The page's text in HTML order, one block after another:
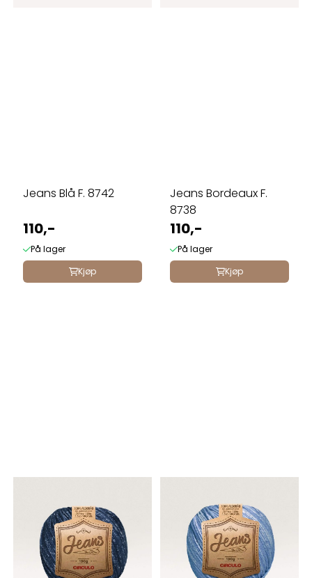
Jeans Blå F. 8742
110,-
På lager
Kjøp
Jeans Bordeaux F.
8738
110,-
På lager
Kjøp